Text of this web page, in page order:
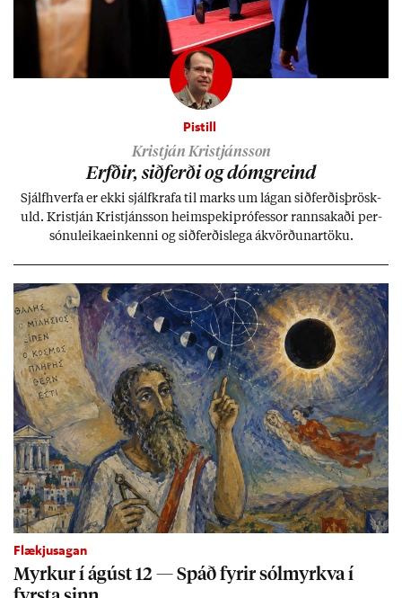
Pistill
Kristján Kristjánsson
Erfð­ir, sið­ferði og dómgreind
Sjálf­hverfa er ekki sjálf­krafa til marks um lág­an sið­ferð­is­þrösk­
uld. Kristján Kristjáns­son heim­speki­pró­fess­or rann­sak­aði per­
sónu­leika­ein­kenni og sið­ferð­is­lega ákvörð­un­ar­töku.
Flækjusagan
Myrk­ur í ág­úst 12 — Spáð fyr­ir sól­myrkva í